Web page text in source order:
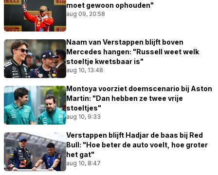
moet gewoon ophouden"
aug 09, 20:58
Naam van Verstappen blijft boven
Mercedes hangen: "Russell weet welk
stoeltje kwetsbaar is"
aug 10, 13:48
Montoya voorziet doemscenario bij Aston
Martin: "Dan hebben ze twee vrije
stoeltjes"
aug 10, 9:33
Verstappen blijft Hadjar de baas bij Red
Bull: "Hoe beter de auto voelt, hoe groter
het gat"
aug 10, 8:47